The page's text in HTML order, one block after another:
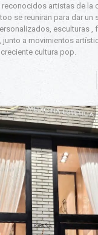
reconocidos artistas de la
se reuniran para dar un
esculturas ,
junto a movimientos
cultura pop.